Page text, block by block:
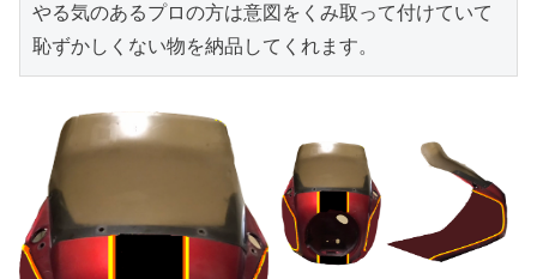
やる気のあるプロの方は意図をくみ取って付けていて
恥ずかしくない物を納品してくれます。